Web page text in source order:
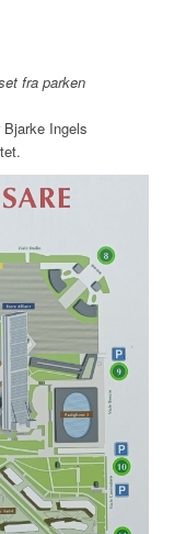
fra parken
Ingels